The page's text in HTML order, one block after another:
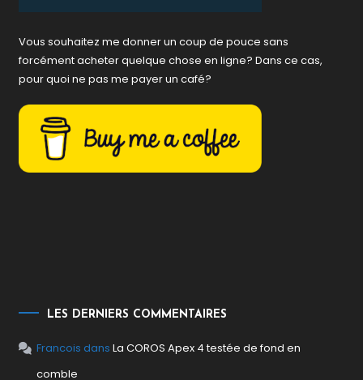
Vous souhaitez me donner un coup de pouce sans
forcément acheter quelque chose en ligne? Dans ce cas,
pour quoi ne pas me payer un café?
LES DERNIERS COMMENTAIRES
Francois dansLa COROS Apex 4 testée de fond en
comble